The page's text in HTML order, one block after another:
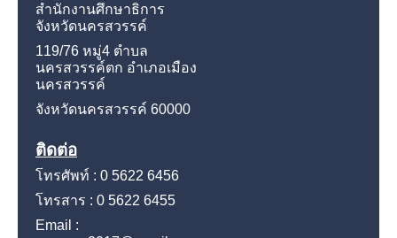
สำนักงานศึกษาธิการ
จังหวัดนครสวรรค์
119/76 หมู่4 ตำบล
นครสวรรค์ตก อำเภอเมือง
นครสวรรค์
จังหวัดนครสวรรค์ 60000
ติดต่อ
โทรศัพท์ : 0 5622 6456
โทรสาร : 0 5622 6455
Email :